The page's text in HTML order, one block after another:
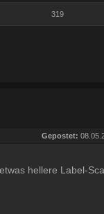
319
Gepostet:
hellere Label-